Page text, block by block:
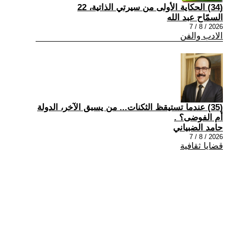
(34) الحكاية الأولى من سيرتي الذاتية، 22
السمّاح عبد الله
2026 / 8 / 7
الادب والفن
(35) عندما تستيقظ الثكنات... من يسبق الآخر، الدولة
أم الفوضى؟ .
حامد الضبياني
2026 / 8 / 7
قضايا ثقافية